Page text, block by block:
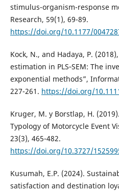
stimulus-organism-response
Research, 59(1), 69-89.
https://doi.org/10.1177/
Kock, N., and Hadaya, P.
estimation in PLS‐SEM: The
exponential methods”,
227-261. https://doi.org/
Kruger, M. y Borstlap, H.
Typology of Motorcycle Event
23(3), 465-482.
https://doi.org/10.3727/
Kusumah, E.P. (2024).
satisfaction and destination